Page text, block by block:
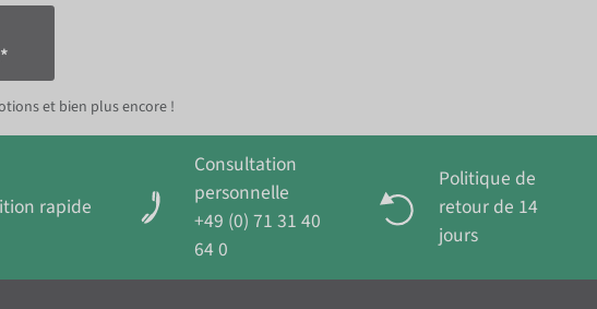
et bien plus encore !
rapide
Consultation
personnelle
+49 (0) 71 31 40
64 0
Politique de
retour de 14
jours